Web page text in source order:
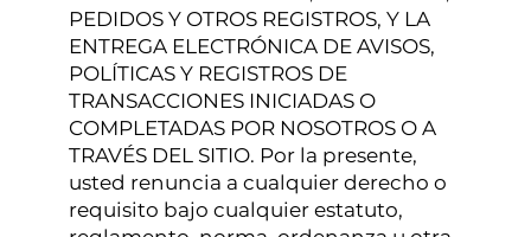
PEDIDOS Y OTROS REGISTROS, Y LA
ENTREGA ELECTRÓNICA DE AVISOS,
POLÍTICAS Y REGISTROS DE
TRANSACCIONES INICIADAS O
COMPLETADAS POR NOSOTROS O A
TRAVÉS DEL SITIO. Por la presente,
usted renuncia a cualquier derecho o
requisito bajo cualquier estatuto,